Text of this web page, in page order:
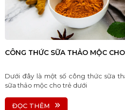
CÔNG THỨC SỮA THẢO MỘC
Dưới đây là một số công thức sữa
sữa thảo mộc cho trẻ dưới
ĐỌC THÊM